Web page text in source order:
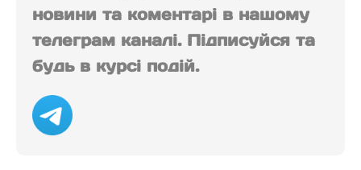
новини та коментарі в нашому
телеграм каналі. Підписуйся та
будь в курсі подій.